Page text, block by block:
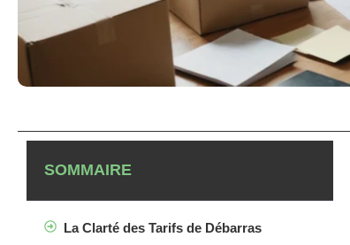
SOMMAIRE
La Clarté des Tarifs de Débarras